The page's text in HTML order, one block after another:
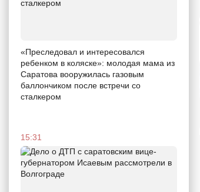
«Преследовал и интересовался
ребенком в коляске»: молодая мама из
Саратова вооружилась газовым
баллончиком после встречи со
сталкером
15:31